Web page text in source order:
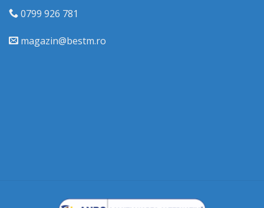
0799 926 781
magazin@bestm.ro